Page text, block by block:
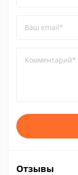
Ваш email*
Комментарий*
Отзывы